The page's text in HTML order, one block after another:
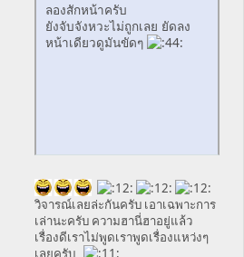
ลองสักหน้าครับ
ยังจับจังหวะไม่ถูกเลย ยัดลง
หน้าเดียวดูมันขัดๆ
วิจารณ์เลยล่ะกันครับ เอาเฉพาะการ
เล่านะครับ ความฮานี่ฮาอยู่แล้ว
เรื่องดีเราไม่พูดเราพูดเรื่องแหว่งๆ
เลยครับ